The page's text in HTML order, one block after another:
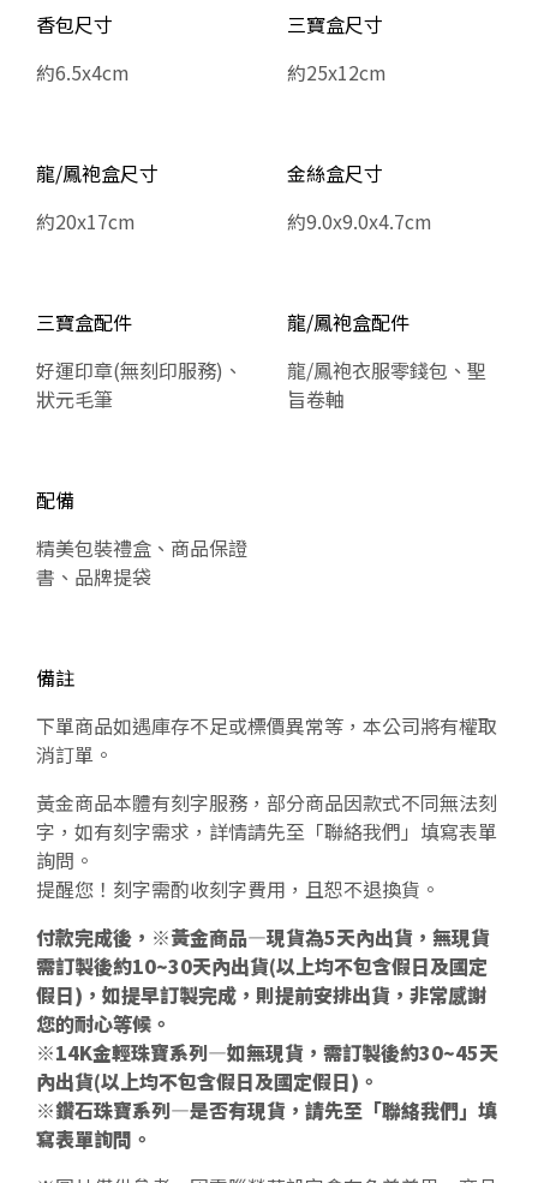
香包尺寸
約6.5x4cm
三寶盒尺寸
約25x12cm
龍/鳳袍盒尺寸
約20x17cm
金絲盒尺寸
約9.0x9.0x4.7cm
三寶盒配件
好運印章(無刻印服務)、
狀元毛筆
龍/鳳袍盒配件
龍/鳳袍衣服零錢包、聖
旨卷軸
配備
精美包裝禮盒、商品保證
書、品牌提袋
備註
下單商品如遇庫存不足或標價異常等，本公司將有權取
消訂單。
黃金商品本體有刻字服務，部分商品因款式不同無法刻
字，如有刻字需求，詳情請先至「聯絡我們」填寫表單
詢問。
提醒您！刻字需酌收刻字費用，且恕不退換貨。
付款完成後，※黃金商品—現貨為5天內出貨，無現貨
需訂製後約10~30天內出貨(以上均不包含假日及國定
假日)，如提早訂製完成，則提前安排出貨，非常感謝
您的耐心等候。
※14K金輕珠寶系列—如無現貨，需訂製後約30~45天
內出貨(以上均不包含假日及國定假日)。
※鑽石珠寶系列—是否有現貨，請先至「聯絡我們」填
寫表單詢問。